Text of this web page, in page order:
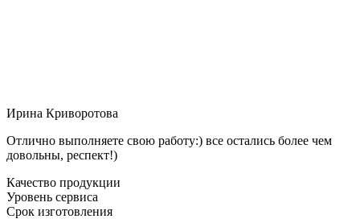
Ирина Криворотова
Отлично выполняете свою работу:) все остались более чем
довольны, респект!)
Качество продукции
Уровень сервиса
Срок изготовления